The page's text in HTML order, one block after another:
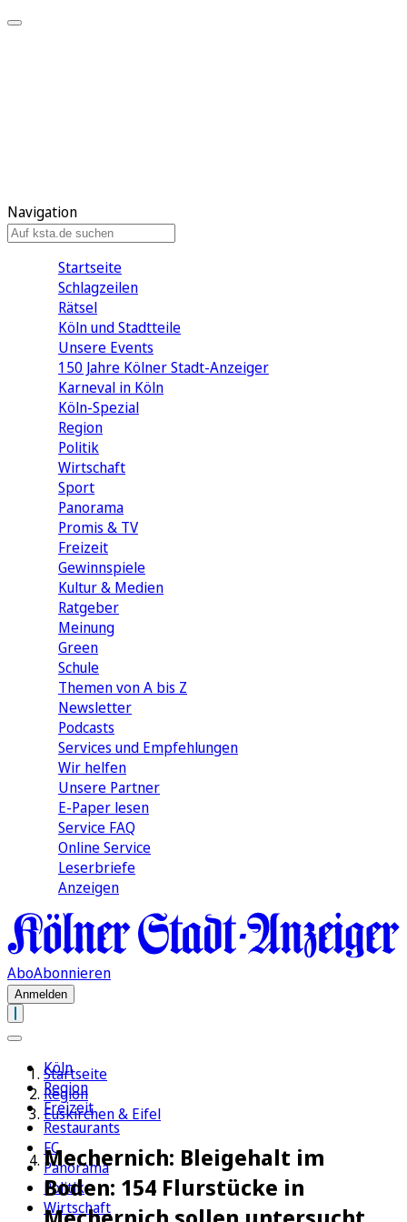
Navigation
Startseite
Schlagzeilen
Rätsel
Köln und Stadtteile
Unsere Events
150 Jahre Kölner Stadt-Anzeiger
Karneval in Köln
Köln-Spezial
Region
Politik
Wirtschaft
Sport
Panorama
Promis & TV
Freizeit
Gewinnspiele
Kultur & Medien
Ratgeber
Meinung
Green
Schule
Themen von A bis Z
Newsletter
Podcasts
Services und Empfehlungen
Wir helfen
Unsere Partner
E-Paper lesen
Service FAQ
Online Service
Leserbriefe
Anzeigen
AboAbonnieren
Anmelden
Köln
Region
Freizeit
Restaurants
FC
Panorama
Politik
Wirtschaft
Startseite
Region
Euskirchen & Eifel
Mechernich: Bleigehalt im
Boden: 154 Flurstücke in